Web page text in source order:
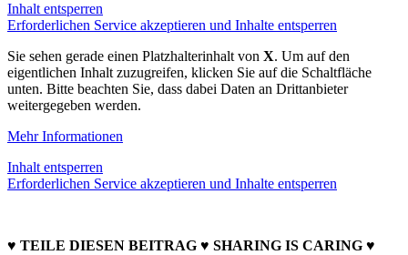
Inhalt entsperren
Erforderlichen Service akzeptieren und Inhalte entsperren
Sie sehen gerade einen Platzhalterinhalt von X. Um auf den
eigentlichen Inhalt zuzugreifen, klicken Sie auf die Schaltfläche
unten. Bitte beachten Sie, dass dabei Daten an Drittanbieter
weitergegeben werden.
Mehr Informationen
Inhalt entsperren
Erforderlichen Service akzeptieren und Inhalte entsperren
♥ TEILE DIESEN BEITRAG ♥ SHARING IS CARING ♥